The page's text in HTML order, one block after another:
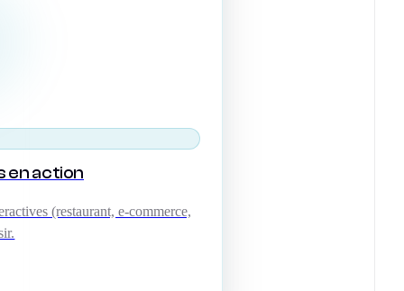
en action
(restaurant, e-commerce,